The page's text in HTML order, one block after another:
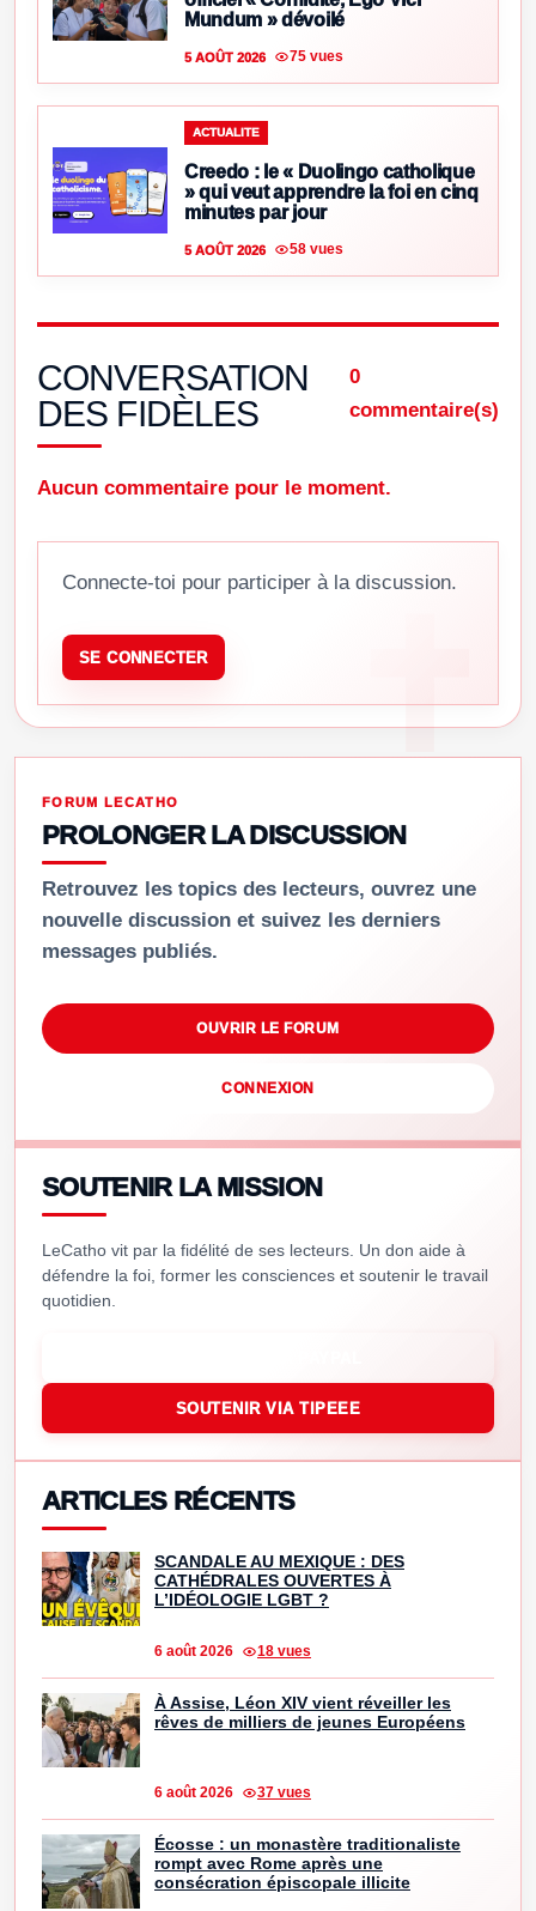
Mundum » dévoilé
5 AOÛT 2026 75 vues
ACTUALITE
Creedo : le « Duolingo catholique
» qui veut apprendre la foi en cinq
minutes par jour
5 AOÛT 2026 58 vues
CONVERSATION
DES FIDÈLES
0
commentaire(s)
Aucun commentaire pour le moment.
Connecte-toi pour participer à la discussion.
SE CONNECTER
FORUM LECATHO
PROLONGER LA DISCUSSION
Retrouvez les topics des lecteurs, ouvrez une
nouvelle discussion et suivez les derniers
messages publiés.
OUVRIR LE FORUM
CONNEXION
SOUTENIR LA MISSION
LeCatho vit par la fidélité de ses lecteurs. Un don aide à
défendre la foi, former les consciences et soutenir le travail
quotidien.
SOUTENIR VIA TIPEEE
ARTICLES RÉCENTS
SCANDALE AU MEXIQUE : DES
CATHÉDRALES OUVERTES À
L’IDÉOLOGIE LGBT ?
6 août 2026 18 vues
À Assise, Léon XIV vient réveiller les
rêves de milliers de jeunes Européens
6 août 2026 37 vues
Écosse : un monastère traditionaliste
rompt avec Rome après une
consécration épiscopale illicite